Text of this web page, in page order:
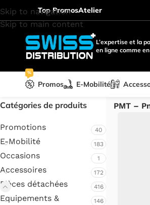
Skip to navigation
Skip to main content
Top PromosAtelier
L’expertise et la
en ligne comme
Promos
%
E-Mobilité
Catégories de produits
Promotions 40
E-Mobilité 183
Occasions 1
Accessoires 172
Pièces détachées 416
Equipements &
146
PMT –